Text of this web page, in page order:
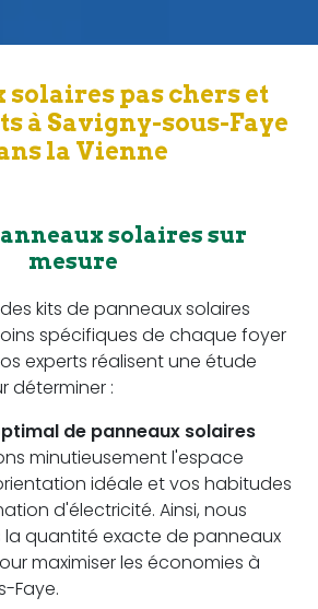
solaires pas chers et
à Savigny-sous-Faye
la Vienne
solaires sur
mesure
kits de panneaux solaires
spécifiques de chaque foyer
experts réalisent une étude
déterminer :
de panneaux solaires
minutieusement l'espace
idéale et vos habitudes
d'électricité. Ainsi, nous
la quantité exacte de panneaux
maximiser les économies à
Faye.